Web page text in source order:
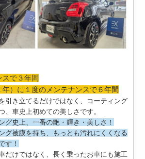
スで３年間
年）に１度のメンテナンスで６年間
引き立てるだけではなく、コーティング
、車史上初めての美しさです。
グ史上、一番の艶・輝き・美しさ！
グ被膜を持ち、もっとも汚れにくくなる
す！
だけではなく、長く乗ったお車にも施工